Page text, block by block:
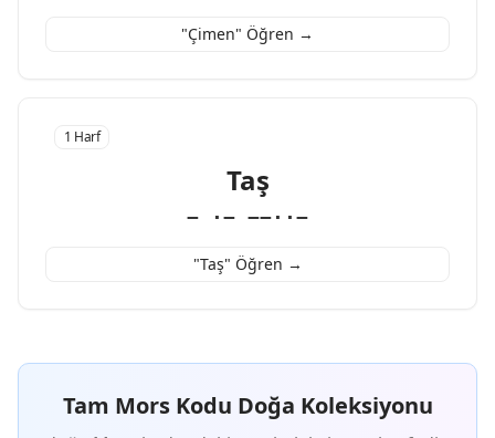
"Çimen" Öğren →
1 Harf
Taş
− ·− −−··−
"Taş" Öğren →
Tam Mors Kodu Doğa Koleksiyonu